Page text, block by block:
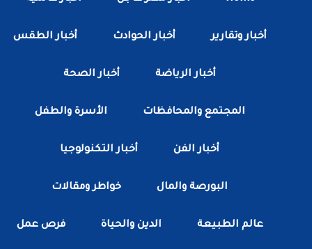
أخبار وتقارير أخبار الحوادث أخبار الطقس
أخبار الرياضة أخبار الصحة
المجتمع والمحافظات الأسرة والطفل
أخبار الفن أخبار التكنولوجيا
البورصة والمال خواطر ومقالات
عالم الطبيعة الدين والحياة فرص عمل